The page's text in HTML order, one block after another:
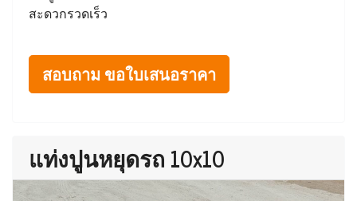
สะดวกรวดเร็ว
สอบถาม ขอใบเสนอราคา
แท่งปูนหยุดรถ 10x10